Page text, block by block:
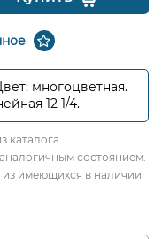
многоцветная.
12 1/4.
каталога.
состоянием.
имеющихся в наличии